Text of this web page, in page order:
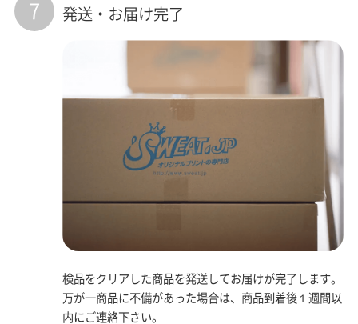
7 発送・お届け完了
検品をクリアした商品を発送してお届けが完了します。
万が一商品に不備があった場合は、商品到着後１週間以
内にご連絡下さい。